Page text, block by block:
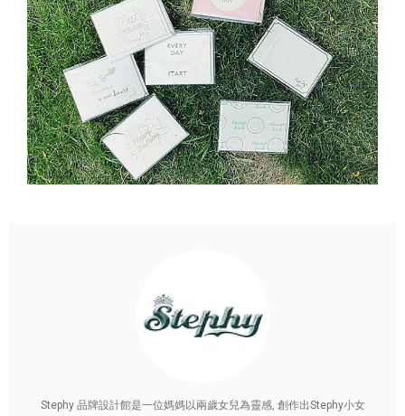
Stephy 品牌設計館是一位媽媽以兩歲女兒為靈感, 創作出Stephy小女